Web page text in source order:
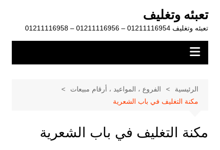
المحتوى
تعبئه وتغليف
تعبئه وتغليف 01211116954 – 01211116956 – 01211116958
الرئيسية
الفروع ، المواعيد ، أرقام مبيعات
مكنة التغليف في باب الشعرية
مكنة التغليف في باب الشعرية